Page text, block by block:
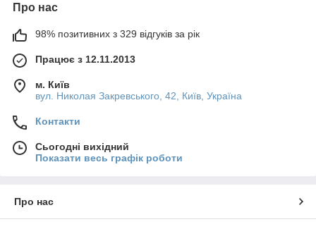
Про нас
98% позитивних з 329 відгуків за рік
Працює з 12.11.2013
м. Київ
вул. Николая Закревського, 42, Київ, Україна
Контакти
Сьогодні вихідний
Показати весь графік роботи
Про нас